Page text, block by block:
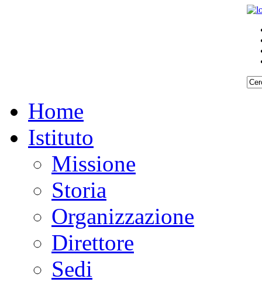
Home
Istituto
Missione
Storia
Organizzazione
Direttore
Sedi